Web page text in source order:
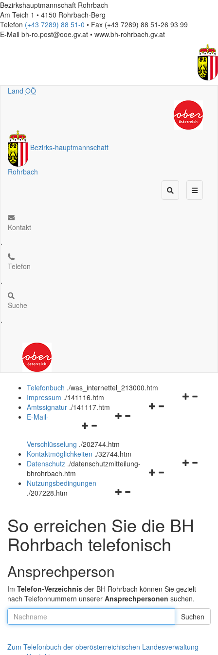
Bezirkshauptmannschaft Rohrbach
Am Teich 1 • 4150 Rohrbach-Berg
Telefon (+43 7289) 88 51-0 • Fax (+43 7289) 88 51-26 93 99
E-Mail bh-ro.post@ooe.gv.at • www.bh-rohrbach.gv.at
Land OÖ
Bezirks-hauptmannschaft
Rohrbach
Kontakt
.
Telefon
.
Suche
.
Telefonbuch ./was_internettel_213000.htm
Navigationsmenü
Impressum ./141116.htm
Navigationsmenü
schließen
Amtssignatur ./141117.htm
Navigationsmenü
und
schließen
E-Mail-
Verschlüsselung ./202744.htm
Kontaktmöglichkeiten ./32744.htm
Navigationsmenü
Datenschutz ./datenschutzmitteilung-
bhrohrbach.htm
Navigationsmenü
schließen
Nutzungsbedingungen
./207228.htm
So erreichen Sie die BH
Rohrbach telefonisch
Ansprechperson
Im Telefon-Verzeichnis der BH Rohrbach können Sie gezielt
nach Telefonnummern unserer Ansprechpersonen suchen.
Nachname:
Zum Telefonbuch der oberösterreichischen Landesverwaltung